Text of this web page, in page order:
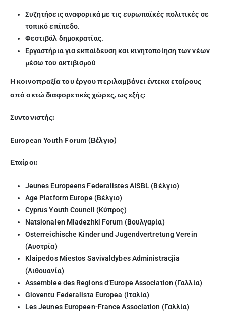
Συζητήσεις αναφορικά με τις ευρωπαϊκές πολιτικές σε
τοπικό επίπεδο.
Φεστιβάλ δημοκρατίας.
Εργαστήρια για εκπαίδευση και κινητοποίηση των νέων
μέσω του ακτιβισμού
Η κοινοπραξία του έργου περιλαμβάνει έντεκα εταίρους
από οκτώ διαφορετικές χώρες, ως εξής:
Συντονιστής:
European Youth Forum (Βέλγιο)
Εταίροι:
Jeunes Europeens Federalistes AISBL (Βέλγιο)
Age Platform Europe (Βέλγιο)
Cyprus Youth Council (Κύπρος)
Natsionalen Mladezhki Forum (Βουλγαρία)
Osterreichische Kinder und Jugendvertretung Verein
(Αυστρία)
Klaipedos Miestos Savivaldybes Administracjia
(Λιθουανία)
Assemblee des Regions d’Europe Association (Γαλλία)
Gioventu Federalista Europea (Ιταλία)
Les Jeunes Europeen-France Association (Γαλλία)